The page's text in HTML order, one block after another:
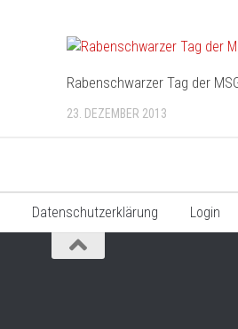
Rabenschwarzer Tag der
23. DEZEMBER 2013
Datenschutzerklärung Login